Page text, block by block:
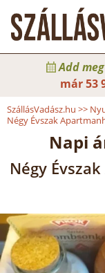
Add
már53
SzállásVadász.hu >>
Négy Évszak
Napi
Négy